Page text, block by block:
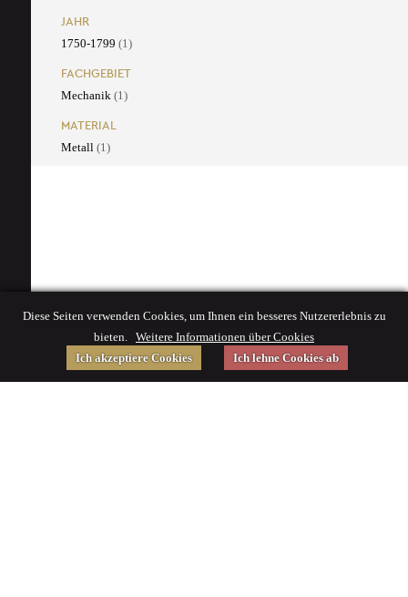
JAHR
1750-1799 (1)
FACHGEBIET
Mechanik (1)
MATERIAL
Metall (1)
Diese Seiten verwenden Cookies, um Ihnen ein besseres Nutzererlebnis zu
bieten. Weitere Informationen über Cookies
Ich akzeptiere Cookies
Ich lehne Cookies ab